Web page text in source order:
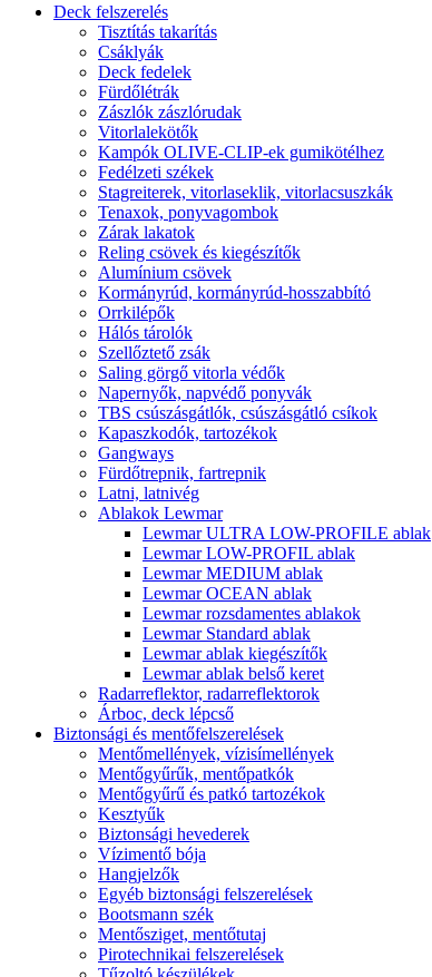
Deck felszerelés
Tisztítás takarítás
Csáklyák
Deck fedelek
Fürdőlétrák
Zászlók zászlórudak
Vitorlalekötők
Kampók OLIVE-CLIP-ek gumikötélhez
Fedélzeti székek
Stagreiterek, vitorlaseklik, vitorlacsuszkák
Tenaxok, ponyvagombok
Zárak lakatok
Reling csövek és kiegészítők
Alumínium csövek
Kormányrúd, kormányrúd-hosszabbító
Orrkilépők
Hálós tárolók
Szellőztető zsák
Saling görgő vitorla védők
Napernyők, napvédő ponyvák
TBS csúszásgátlók, csúszásgátló csíkok
Kapaszkodók, tartozékok
Gangways
Fürdőtrepnik, fartrepnik
Latni, latnivég
Ablakok Lewmar
Lewmar ULTRA LOW-PROFILE ablak
Lewmar LOW-PROFIL ablak
Lewmar MEDIUM ablak
Lewmar OCEAN ablak
Lewmar rozsdamentes ablakok
Lewmar Standard ablak
Lewmar ablak kiegészítők
Lewmar ablak belső keret
Radarreflektor, radarreflektorok
Árboc, deck lépcső
Biztonsági és mentőfelszerelések
Mentőmellények, vízisímellények
Mentőgyűrűk, mentőpatkók
Mentőgyűrű és patkó tartozékok
Kesztyűk
Biztonsági hevederek
Vízimentő bója
Hangjelzők
Egyéb biztonsági felszerelések
Bootsmann szék
Mentősziget, mentőtutaj
Pirotechnikai felszerelések